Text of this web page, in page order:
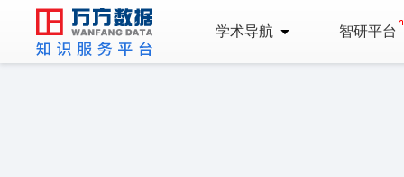
学术导航 智研平台